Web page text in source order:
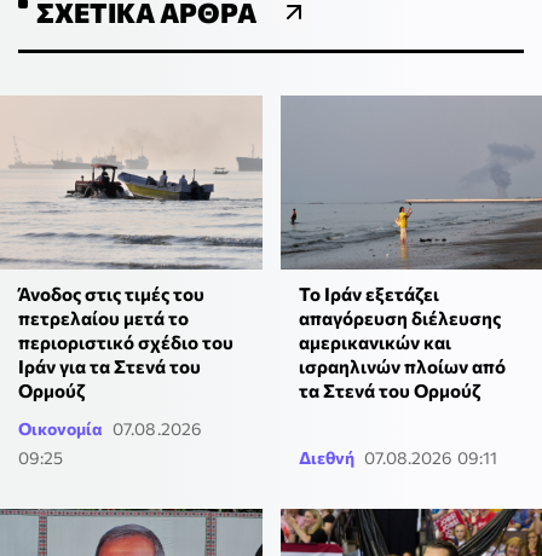
ΣΧΕΤΙΚΆ ΆΡΘΡΑ
Άνοδος στις τιμές του
πετρελαίου μετά το
περιοριστικό σχέδιο του
Ιράν για τα Στενά του
Ορμούζ
Οικονομία 07.08.2026
09:25
Το Ιράν εξετάζει
απαγόρευση διέλευσης
αμερικανικών και
ισραηλινών πλοίων από
τα Στενά του Ορμούζ
Διεθνή 07.08.2026 09:11